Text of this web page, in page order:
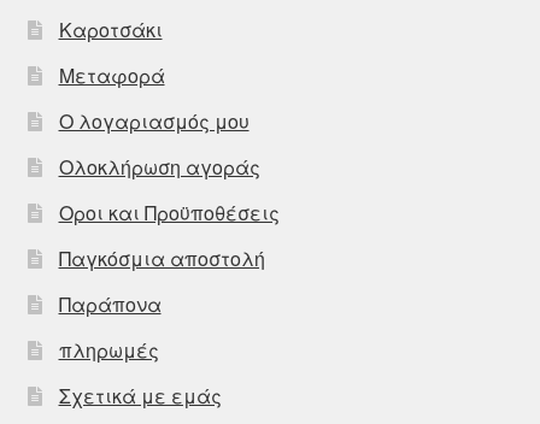
Καροτσάκι
Μεταφορά
Ο λογαριασμός μου
Ολοκλήρωση αγοράς
Οροι και Προϋποθέσεις
Παγκόσμια αποστολή
Παράπονα
πληρωμές
Σχετικά με εμάς